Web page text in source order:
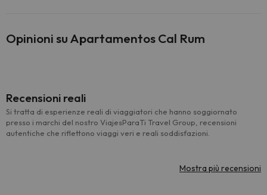
Opinioni su Apartamentos Cal Rum
Recensioni reali
Si tratta di esperienze reali di viaggiatori che hanno soggiornato
presso i marchi del nostro ViajesParaTi Travel Group, recensioni
autentiche che riflettono viaggi veri e reali soddisfazioni.
Mostra più recensioni